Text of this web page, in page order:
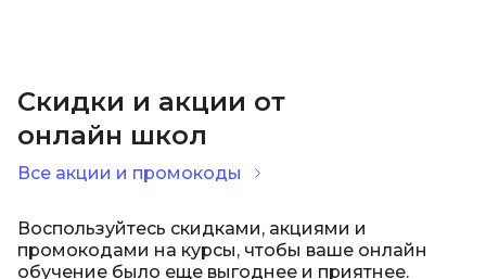
Скидки и акции от
онлайн школ
Все акции и промокоды
Воспользуйтесь скидками, акциями и
промокодами на курсы, чтобы ваше онлайн
обучение было еще выгоднее и приятнее.
Soft Skills
ДПО
Детям